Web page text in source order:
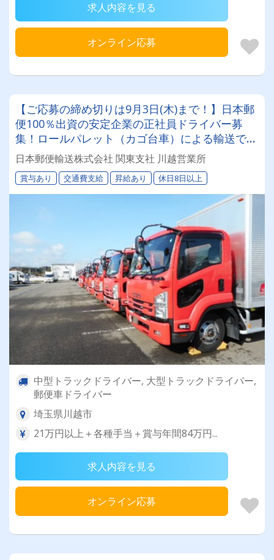
求人内容を見る
オンライン応募
【ご応募の締め切りは9月3日(木)まで！】日本郵
便100％出資の安定企業の正社員ドライバー募
集！ロールパレット（カゴ台車）による輸送で身
体的な負担も少ないため、女性ドライバーも活躍
中！
日本郵便輸送株式会社 関東支社 川越営業所
賞与あり 交通費支給 昇給あり 休日8日以上
中型トラックドライバー, 大型トラックドライバー,
郵便車ドライバー
埼玉県川越市
21万円以上＋各種手当＋賞与年間84万円...
求人内容を見る
オンライン応募